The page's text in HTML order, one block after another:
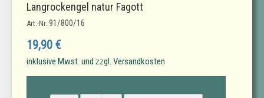
Langrockengel natur Fagott
Art.-Nr.:91/800/16
19,90 €
inklusive Mwst. und zzgl. Versandkosten